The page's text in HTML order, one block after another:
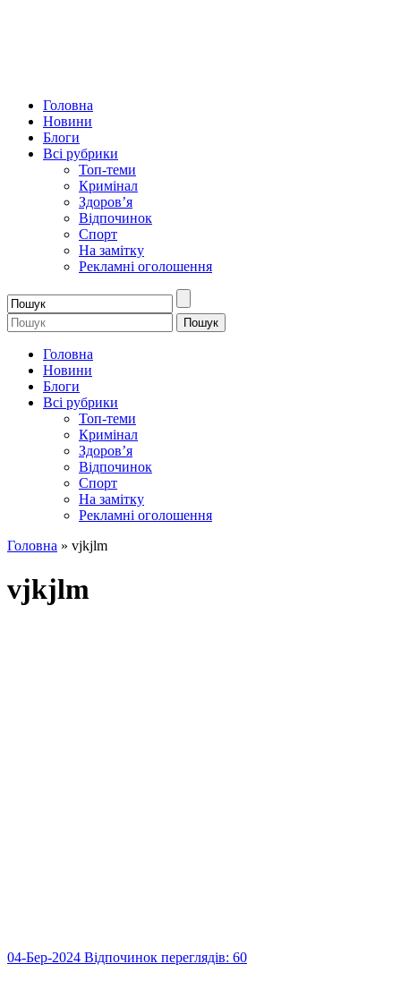
Головна
Новини
Блоги
Всі рубрики
Топ-теми
Кримінал
Здоров’я
Відпочинок
Спорт
На замітку
Рекламні оголошення
Головна
Новини
Блоги
Всі рубрики
Топ-теми
Кримінал
Здоров’я
Відпочинок
Спорт
На замітку
Рекламні оголошення
Головна » vjkjlm
vjkjlm
04-Бер-2024 Відпочинок переглядів: 60